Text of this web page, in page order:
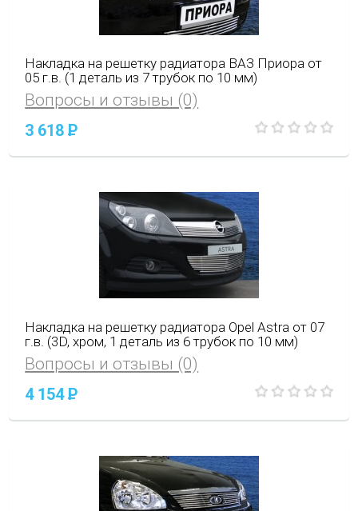
Накладка на решетку радиатора ВАЗ Приора от
05 г.в. (1 деталь из 7 трубок по 10 мм)
Вопросы и отзывы (0)
3 618P
Накладка на решетку радиатора Opel Astra от 07
г.в. (3D, хром, 1 деталь из 6 трубок по 10 мм)
Вопросы и отзывы (0)
4 154P